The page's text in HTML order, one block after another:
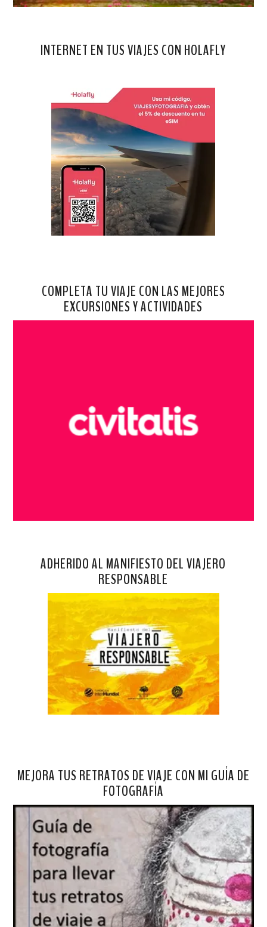
INTERNET EN TUS VIAJES CON HOLAFLY
COMPLETA TU VIAJE CON LAS MEJORES
EXCURSIONES Y ACTIVIDADES
ADHERIDO AL MANIFIESTO DEL VIAJERO
RESPONSABLE
MEJORA TUS RETRATOS DE VIAJE CON MI GUÍA DE
FOTOGRAFÍA